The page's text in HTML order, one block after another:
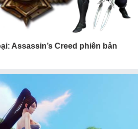
Assassin’s Creed phiên bản